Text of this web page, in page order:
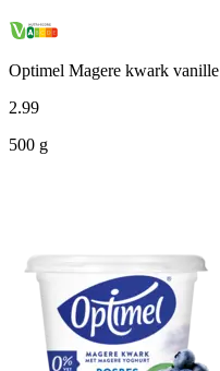
Optimel Magere kwark vanille
2.99
500 g